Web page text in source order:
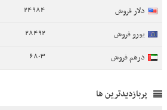
دلار فروش 24984
یورو فروش 28492
درهم فروش 6803
پربازدیدترین ها